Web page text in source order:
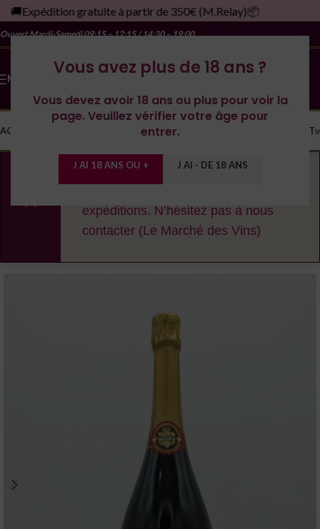
Vous avez plus de 18 ans ?
Vous devez avoir 18 ans ou plus pour voir la
page. Veuillez vérifier votre âge pour
entrer.
J AI 18 ANS OU + J AI - DE 18 ANS
🚚Expédition gratuite à partir de 350€ (M.Relay)📦
Ouvert Mardi-Samedi09:15 – 12:15 / 14:30 – 19:00
MENU
ACCUEIL LES DOMAINESYONNE CONTACT
En cas de fortes chaleurs, nous nous
expéditions. N’hésitez pas à nous
contacter (Le Marché des Vins)